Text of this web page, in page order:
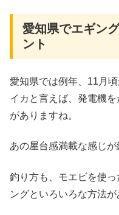
愛知県でエギン
ント
愛知県では例年、11月
イカと言えば、発電機
がありますね。
あの屋台感満載な感じが
釣り方も、モエビを使
ングといろいろな方法が